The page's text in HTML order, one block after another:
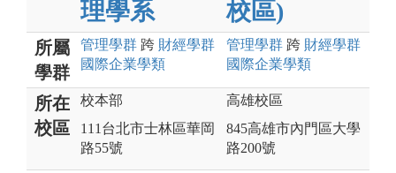
理學系 校區)
所屬
學群
管理學群 跨 財經學群
國際企業學類
管理學群 跨 財經學群
國際企業學類
所在
校區
校本部
111台北市士林區華岡
路55號
高雄校區
845高雄市內門區大學
路200號